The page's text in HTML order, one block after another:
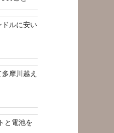
ドルに安い
摩川越え
と電池を